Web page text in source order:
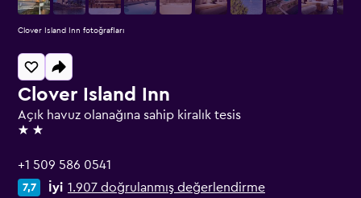
Clover Island Inn
Açık havuz olanağına sahip kiralık tesis
2 yıldız
+1 509 586 0541
7,7 İyi 1.907 doğrulanmış değerlendirme
Clover Island Inn fotoğrafları